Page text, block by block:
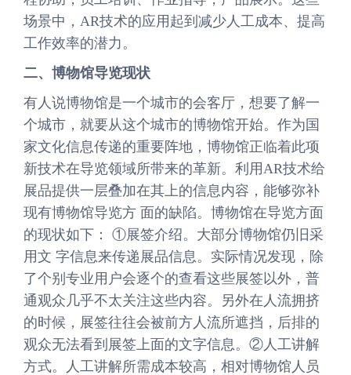
场景中，AR技术的应用起到减少人工成本、提高
工作效率的潜力。
二、博物馆导览现状
有人说博物馆是一个城市的会客厅，想要了解一
个城市，就要从这个城市的博物馆开始。作为国
家文化信息传递的重要阵地，博物馆正临着此项
新技术在导览领域所带来的革新。利用AR技术给
展品提供一层叠加在其上的信息内容，能够弥补
现有博物馆导览方 面的缺陷。博物馆在导览方面
的现状如下： ①展签介绍。大部分博物馆仍旧采
用文 字信息来传递展品信息。实际情况发现，除
了个别专业用户会逐个的查看这些展签以外，普
通观众几乎不太关注这些内容。另外在人流拥挤
的时候，展签往往会被前方人流所遮挡，后排的
观众无法看到展签上面的文字信息。②人工讲解
方式。人工讲解所需成本较高，相对博物馆人员